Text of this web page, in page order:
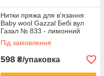
Нитки пряжа для в'язання
Baby wool Gazzal Бебі вул
Газал № 833 - лимонний
Під замовлення
598 ₴/упаковка